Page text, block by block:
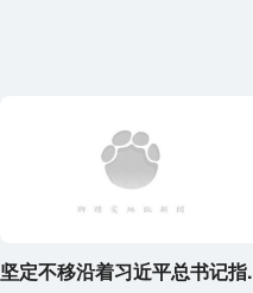
坚定不移沿着习近平总书记指